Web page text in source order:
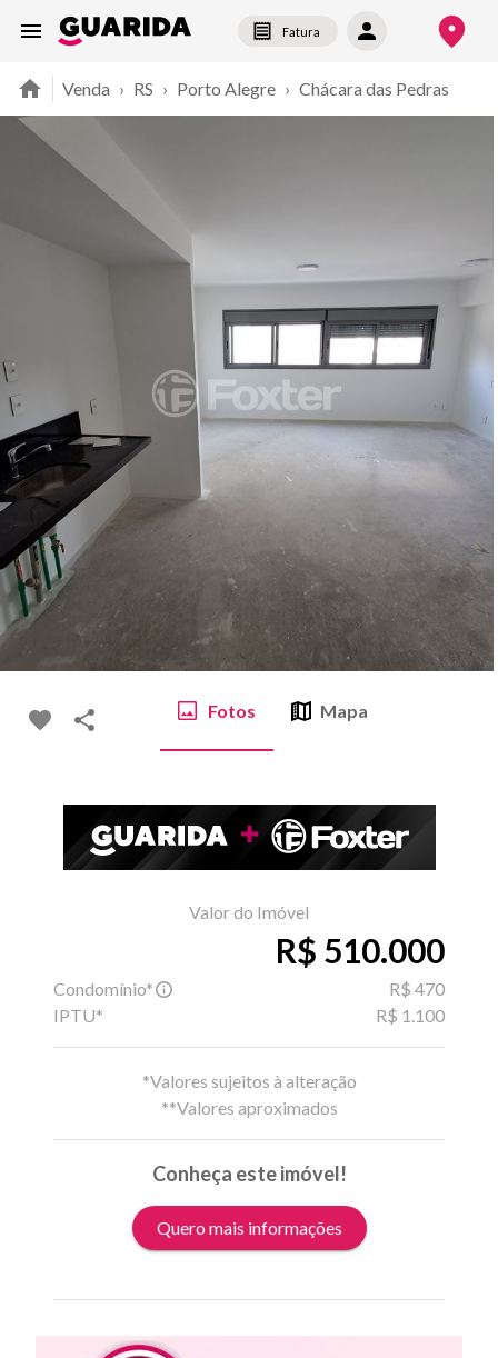
Fatura
Venda › RS › Porto Alegre › Chácara das Pedras
Fotos Mapa
Valor do Imóvel
R$ 510.000
Condomínio*
R$ 470
IPTU*
R$ 1.100
*Valores sujeitos à alteração
**Valores aproximados
Conheça este imóvel!
Quero mais informações